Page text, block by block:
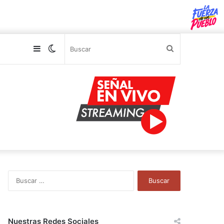
Switch
Sidebar
Nuestras Redes Sociales